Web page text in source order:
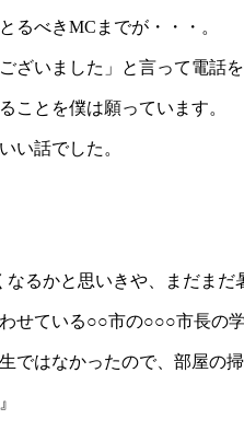
るべきMCまでが・・・。
ざいました」と言って電話を
ことを僕は願っています。
い話でした。
るかと思いきや、まだまだ
せている○○市の○○○市長の学
ではなかったので、部屋の